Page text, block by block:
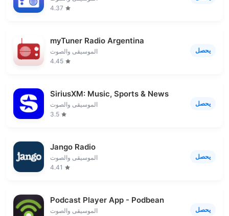
4.37
myTuner Radio Argentina
الموسيقى والصوت
4.45
يحصل
SiriusXM: Music, Sports & News
الموسيقى والصوت
3.5
يحصل
Jango Radio
الموسيقى والصوت
4.41
يحصل
Podcast Player App - Podbean
الموسيقى والصوت
يحصل